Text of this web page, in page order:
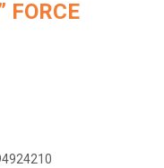
FORCE